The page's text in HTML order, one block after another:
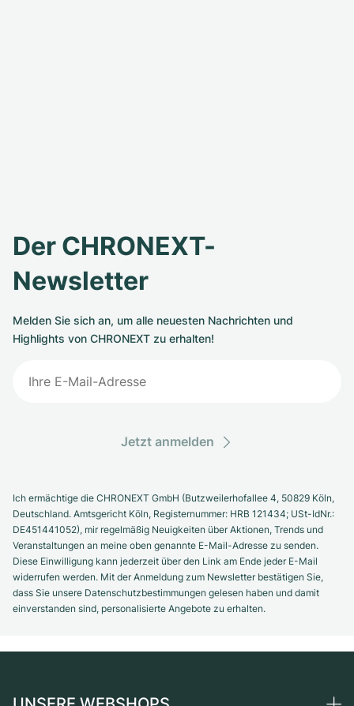
Der CHRONEXT-
Newsletter
Melden Sie sich an, um alle neuesten Nachrichten und
Highlights von CHRONEXT zu erhalten!
Jetzt anmelden
Ich ermächtige die CHRONEXT GmbH (Butzweilerhofallee 4, 50829 Köln,
Deutschland. Amtsgericht Köln, Registernummer: HRB 121434; USt-IdNr.:
DE451441052), mir regelmäßig Neuigkeiten über Aktionen, Trends und
Veranstaltungen an meine oben genannte E-Mail-Adresse zu senden.
Diese Einwilligung kann jederzeit über den Link am Ende jeder E-Mail
widerrufen werden. Mit der Anmeldung zum Newsletter bestätigen Sie,
dass Sie unsere Datenschutzbestimmungen gelesen haben und damit
einverstanden sind, personalisierte Angebote zu erhalten.